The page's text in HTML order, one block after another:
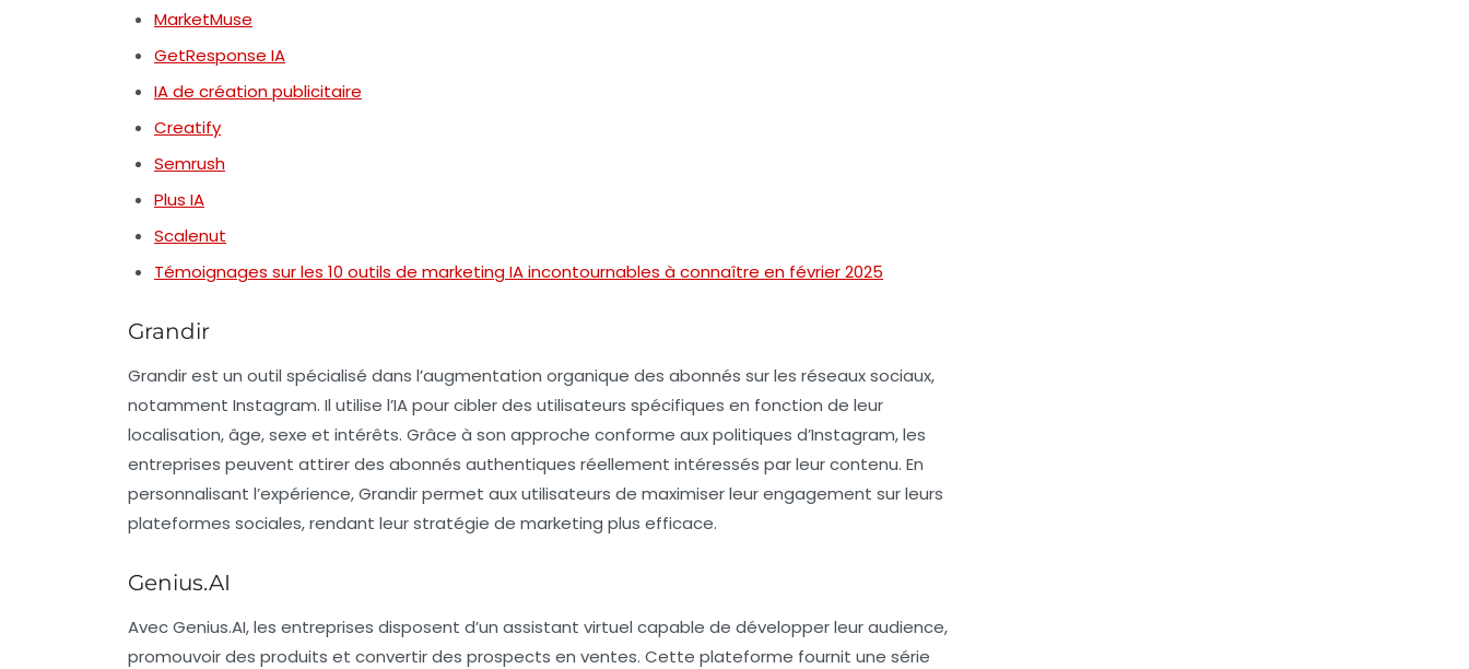
MarketMuse
GetResponse IA
IA de création publicitaire
Creatify
Semrush
Plus IA
Scalenut
Témoignages sur les 10 outils de marketing IA incontournables à connaître en février 2025
Grandir
Grandirest un outil spécialisé dans l’augmentation organique des abonnés sur les réseaux sociaux,
notamment Instagram. Il utilise l’IA pour cibler des utilisateurs spécifiques en fonction de leur
localisation, âge, sexe et intérêts. Grâce à son approche conforme aux politiques d’Instagram, les
entreprises peuvent attirer des abonnés authentiques réellement intéressés par leur contenu. En
personnalisant l’expérience,Grandirpermet aux utilisateurs de maximiser leur engagement sur leurs
plateformes sociales, rendant leur stratégie de marketing plus efficace.
Genius.AI
AvecGenius.AI, les entreprises disposent d’un assistant virtuel capable de développer leur audience,
promouvoir des produits et convertir des prospects en ventes. Cette plateforme fournit une série